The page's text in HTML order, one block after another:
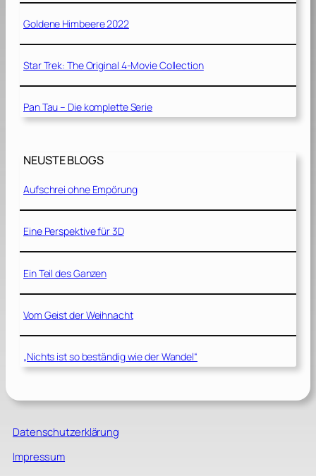
Goldene Himbeere 2022
Star Trek: The Original 4-Movie Collection
Pan Tau – Die komplette Serie
NEUSTE BLOGS
Aufschrei ohne Empörung
Eine Perspektive für 3D
Ein Teil des Ganzen
Vom Geist der Weihnacht
„Nichts ist so beständig wie der Wandel“
Datenschutzerklärung
Impressum